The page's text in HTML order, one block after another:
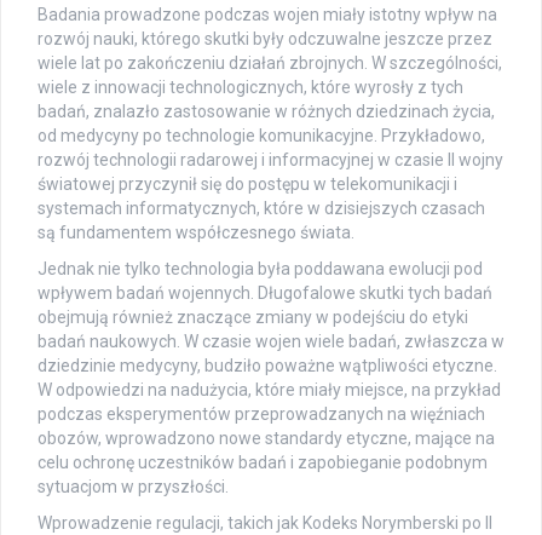
Badania prowadzone podczas wojen miały istotny wpływ na
rozwój nauki, którego skutki były odczuwalne jeszcze przez
wiele lat po zakończeniu działań zbrojnych. W szczególności,
wiele z innowacji technologicznych, które wyrosły z tych
badań, znalazło zastosowanie w różnych dziedzinach życia,
od medycyny po technologie komunikacyjne. Przykładowo,
rozwój technologii radarowej i informacyjnej w czasie II wojny
światowej przyczynił się do postępu w telekomunikacji i
systemach informatycznych, które w dzisiejszych czasach
są fundamentem współczesnego świata.
Jednak nie tylko technologia była poddawana ewolucji pod
wpływem badań wojennych. Długofalowe skutki tych badań
obejmują również znaczące zmiany w podejściu do etyki
badań naukowych. W czasie wojen wiele badań, zwłaszcza w
dziedzinie medycyny, budziło poważne wątpliwości etyczne.
W odpowiedzi na nadużycia, które miały miejsce, na przykład
podczas eksperymentów przeprowadzanych na więźniach
obozów, wprowadzono nowe standardy etyczne, mające na
celu ochronę uczestników badań i zapobieganie podobnym
sytuacjom w przyszłości.
Wprowadzenie regulacji, takich jak Kodeks Norymberski po II